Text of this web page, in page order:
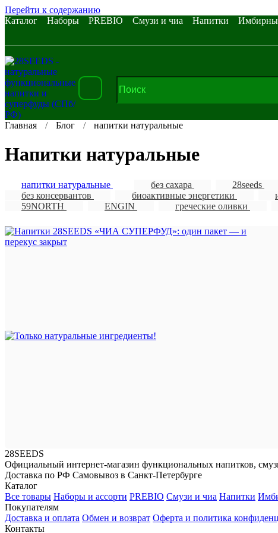
Перейти к содержанию
Каталог
Наборы PREBIO Смузи и чиа Напитки
Главная Блог напитки натуральные
напитки натуральные
напитки натуральные без сахара 28seeds
без консервантов
биоактивные энергетики
59NORTH
ENGIN греческие оливки
28SEEDS
Официальный интернет-магазин функциональных напитков,
Доставка по РФ Самовывоз в Санкт-Петербурге
Каталог
Все товары Наборы и ассорти PREBIO Смузи и чиа Напитки
Покупателям
Доставка и оплата Обмен и возврат Оферта и политика
Контакты